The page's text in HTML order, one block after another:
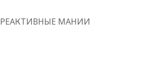
РЕАКТИВНЫЕ МАНИИ